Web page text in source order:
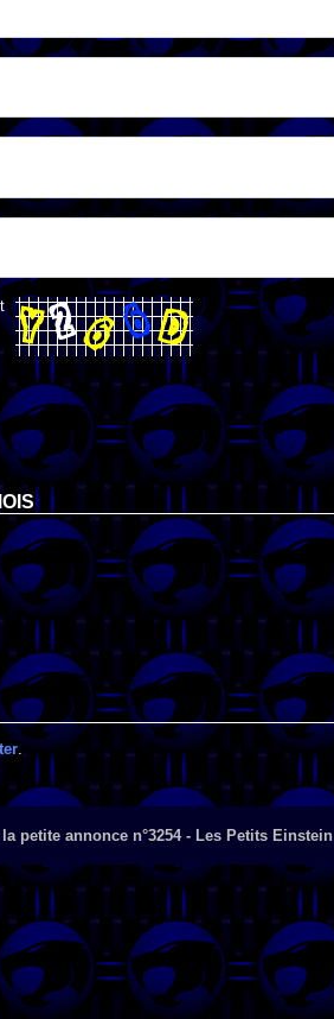
.
petite annonce n°3254 - Les Petits Einstein